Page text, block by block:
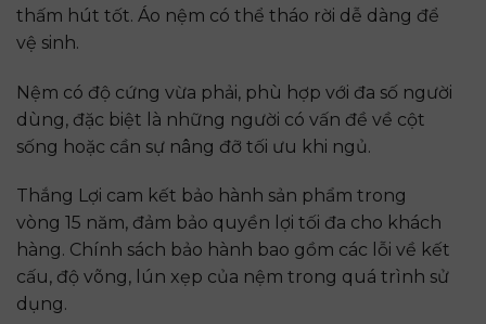
thấm hút tốt. Áo nệm có thể tháo rời dễ dàng để
vệ sinh.
Nệm có độ cứng vừa phải, phù hợp với đa số người
dùng, đặc biệt là những người có vấn đề về cột
sống hoặc cần sự nâng đỡ tối ưu khi ngủ.
Thắng Lợi cam kết bảo hành sản phẩm trong
vòng 15 năm, đảm bảo quyền lợi tối đa cho khách
hàng. Chính sách bảo hành bao gồm các lỗi về kết
cấu, độ võng, lún xẹp của nệm trong quá trình sử
dụng.